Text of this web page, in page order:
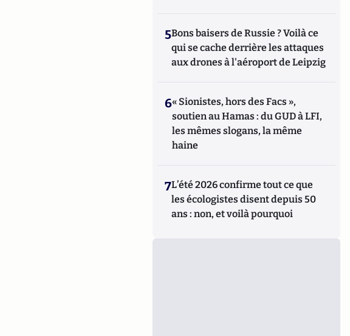
5Bons baisers de Russie ? Voilà ce
qui se cache derrière les attaques
aux drones à l'aéroport de Leipzig
6« Sionistes, hors des Facs »,
soutien au Hamas : du GUD à LFI,
les mêmes slogans, la même
haine
7L’été 2026 confirme tout ce que
les écologistes disent depuis 50
ans : non, et voilà pourquoi